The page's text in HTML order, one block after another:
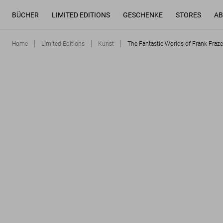
BÜCHER LIMITED EDITIONS GESCHENKE STORES
Home Limited Editions Kunst The Fantastic Worlds of Frank